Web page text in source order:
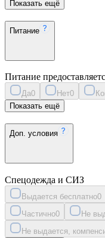
Показать ещё
Питание
Питание
Да0 Нет0
Показать ещё
Доп. условия
Спецодежда и СИЗ
Выдается бесплатно0
Частично0 Не
Не выдается,